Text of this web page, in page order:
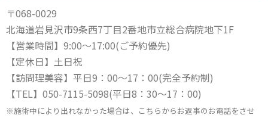
〒068-0029
北海道岩見沢市9条西7丁目2番地市立総合病院地下1F
【営業時間】9:00〜17:00(ご予約優先)
【定休日】土日祝
【訪問理美容】平日9：00〜17：00(完全予約制)
【TEL】050-7115-5098(平日8：30〜17：00)
※施術中により出れなかった場合は、こちらからお返事のお電話をさせ